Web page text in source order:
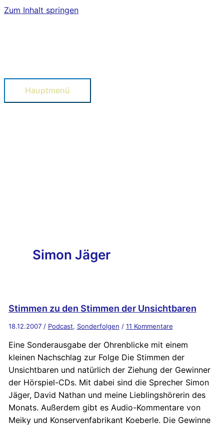
Zum Inhalt springen
Hauptmenü
Simon Jäger
Stimmen zu den Stimmen der Unsichtbaren
18.12.2007 / Podcast, Sonderfolgen / 11 Kommentare
Eine Sonderausgabe der Ohrenblicke mit einem
kleinen Nachschlag zur Folge Die Stimmen der
Unsichtbaren und natürlich der Ziehung der Gewinner
der Hörspiel-CDs. Mit dabei sind die Sprecher Simon
Jäger, David Nathan und meine Lieblingshörerin des
Monats. Außerdem gibt es Audio-Kommentare von
Meiky und Konservenfabrikant Koeberle. Die Gewinne